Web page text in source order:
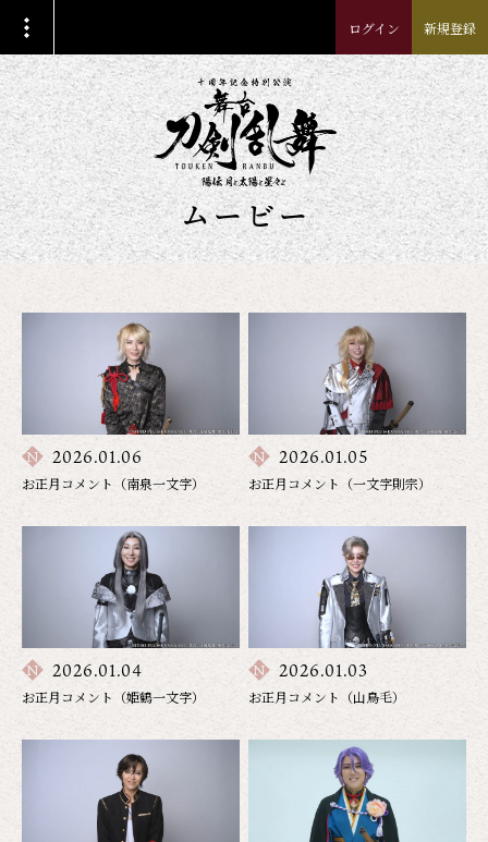
ログイン 新規登録
ムービー
2026.01.06
お正月コメント（南泉一文字）
2026.01.05
お正月コメント（一文字則宗）
2026.01.04
お正月コメント（姫鶴一文字）
2026.01.03
お正月コメント（山鳥毛）